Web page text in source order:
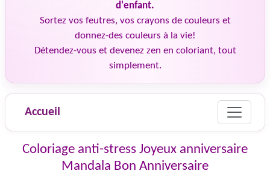
d'enfant.
Sortez vos feutres, vos crayons de couleurs et
donnez-des couleurs à la vie!
Détendez-vous et devenez zen en coloriant, tout
simplement.
Accueil
Coloriage anti-stress Joyeux anniversaire
Mandala Bon Anniversaire